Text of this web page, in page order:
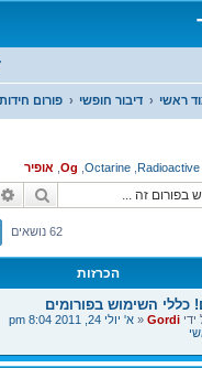
ראשי דיבור חופשי פורום חידות
,
Octarine
,
Og
, אופיר
חיפוש
62 נושאים
הכרזות
כללי השימוש בפורומים
Gordi
«א' יולי 24, 2011 8:04 pm